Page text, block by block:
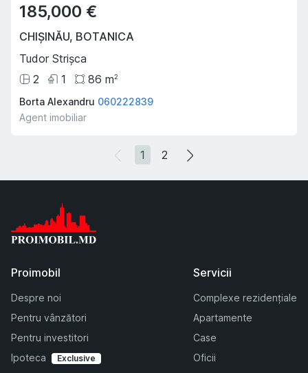
185,000 €
CHIȘINĂU, BOTANICA
Tudor Strișca
2
1 86 m2
Borta Alexandru 060222839
Agent imobiliar
1 2
Proimobil
Despre noi
Pentru vânzători
Pentru investitori
Ipoteca
Exclusive
Servicii
Complexe rezidențiale
Apartamente
Case
Oficii